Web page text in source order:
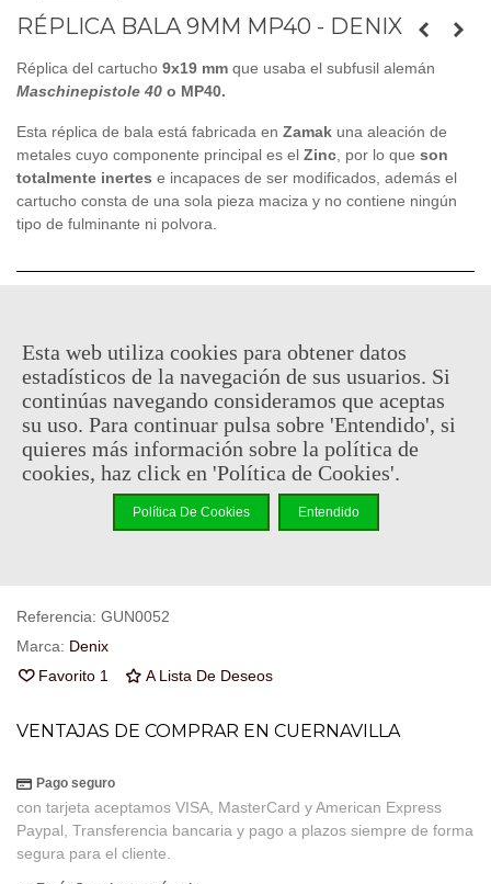
RÉPLICA BALA 9MM MP40 - DENIX
Réplica del cartucho 9x19 mm que usaba el subfusil alemán
Maschinepistole 40 o MP40.
Esta réplica de bala está fabricada en Zamak una aleación de
metales cuyo componente principal es el Zinc , por lo que son
totalmente inertes e incapaces de ser modificados, además el
cartucho consta de una sola pieza maciza y no contiene ningún
tipo de fulminante ni polvora.
En stock, envío en 24/48h
-
Añadir Al Carrito
Código QR Compartir
Referencia: GUN0052
Marca: Denix
Favorito 1 A Lista De Deseos
VENTAJAS DE COMPRAR EN CUERNAVILLA
Pago seguro
con tarjeta aceptamos VISA, MasterCard y American Express
Paypal, Transferencia bancaria y pago a plazos siempre de forma
segura para el cliente.
Esta web utiliza cookies para obtener datos
estadísticos de la navegación de sus usuarios. Si
continúas navegando consideramos que aceptas
su uso. Para continuar pulsa sobre 'Entendido', si
quieres más información sobre la política de
cookies, haz click en 'Política de Cookies'.
Política De Cookies Entendido